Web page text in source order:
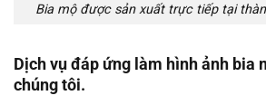
Bia mộ được sản xuất trực tiếp tại
Dịch vụ đáp ứng làm hình ảnh bia
chúng tôi.